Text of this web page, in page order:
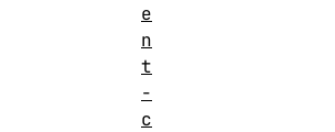
e
n
t
-
c